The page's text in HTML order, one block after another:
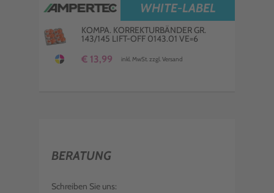
WHITE-LABEL
KOMPA. KORREKTURBÄNDER GR.
143/145 LIFT-OFF 0143.01 VE=6
€ 13,99 inkl. MwSt. zzgl. Versand
BERATUNG
Schreiben Sie uns: